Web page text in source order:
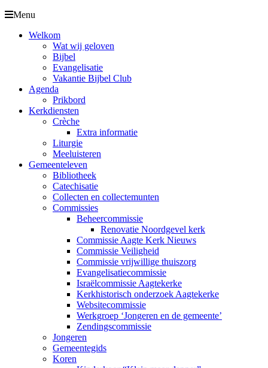
Menu
Welkom
Wat wij geloven
Bijbel
Evangelisatie
Vakantie Bijbel Club
Agenda
Prikbord
Kerkdiensten
Crèche
Extra informatie
Liturgie
Meeluisteren
Gemeenteleven
Bibliotheek
Catechisatie
Collecten en collectemunten
Commissies
Beheercommissie
Renovatie Noordgevel kerk
Commissie Aagte Kerk Nieuws
Commissie Veiligheid
Commissie vrijwillige thuiszorg
Evangelisatiecommissie
Israëlcommissie Aagtekerke
Kerkhistorisch onderzoek Aagtekerke
Websitecommissie
Werkgroep ‘Jongeren en de gemeente’
Zendingscommissie
Jongeren
Gemeentegids
Koren